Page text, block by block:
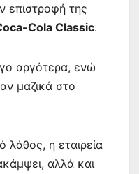
επιστροφή της
Cola Classic.
αργότερα, ενώ
μαζικά στο
λάθος, η εταιρεία
αλλά και